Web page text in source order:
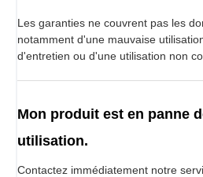
Les garanties ne couvrent pas les
notamment d'une mauvaise
d'entretien ou d'une utilisation non
Mon produit est en panne
utilisation.
Contactez immédiatement notre